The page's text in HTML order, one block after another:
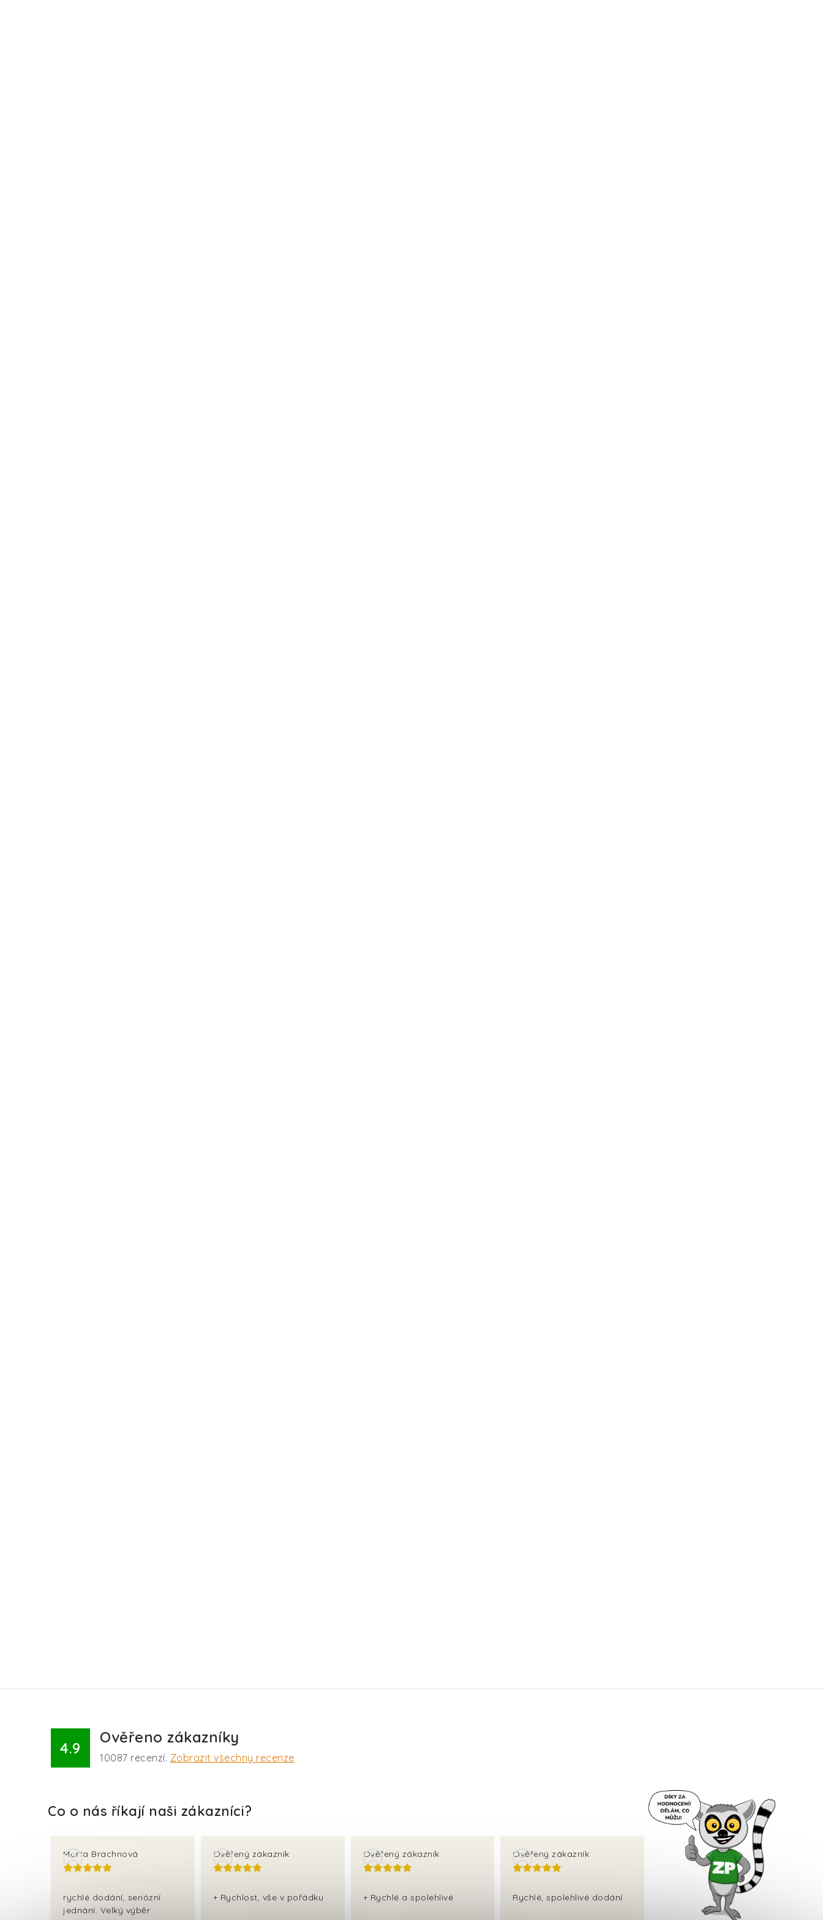
4.9
Ověřeno zákazníky
10087 recenzí. Zobrazit všechny recenze
Marta Brachnová
rychlé dodání, seriózní
jednání. Velký výběr
Ověřený zákazník
+ Rychlost, vše v pořádku
Ověřený zákazník
+ Rychlé a spolehlivé
Ověřený zákazník
Rychlé, spolehlivé dodání